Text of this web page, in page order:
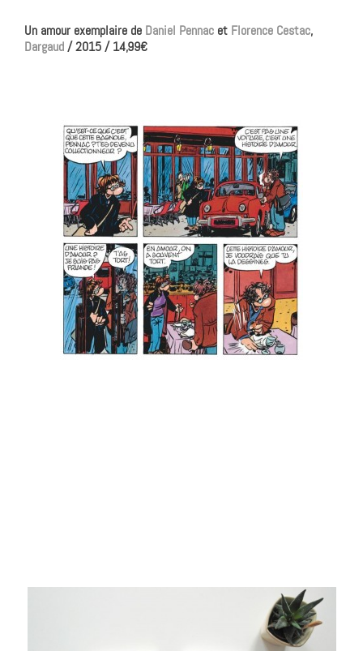
Un amour exemplaire de Daniel Pennac et Florence Cestac,
Dargaud/ 2015 / 14,99€